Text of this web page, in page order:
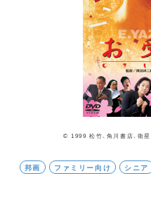
© 1999 松竹、角川書店、
邦画 ファミリー向け シニア